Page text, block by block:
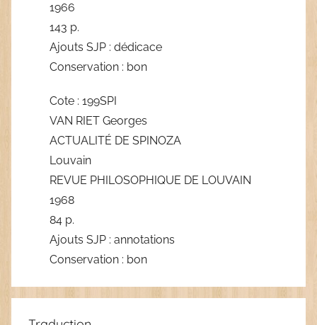
1966
143 p.
Ajouts SJP : dédicace
Conservation : bon
Cote : 199SPI
VAN RIET Georges
ACTUALITÉ DE SPINOZA
Louvain
REVUE PHILOSOPHIQUE DE LOUVAIN
1968
84 p.
Ajouts SJP : annotations
Conservation : bon